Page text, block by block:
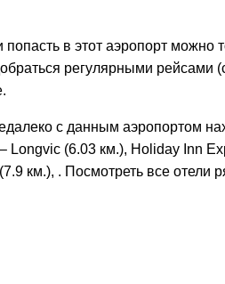
в этот аэропорт можно
регулярными рейсами
с данным аэропортом
(6.03 км.), Holiday Inn
км.), . Посмотреть все